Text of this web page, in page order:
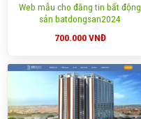
Web mẫu cho đăng tin bất động
sản batdongsan2024
700.000VNĐ